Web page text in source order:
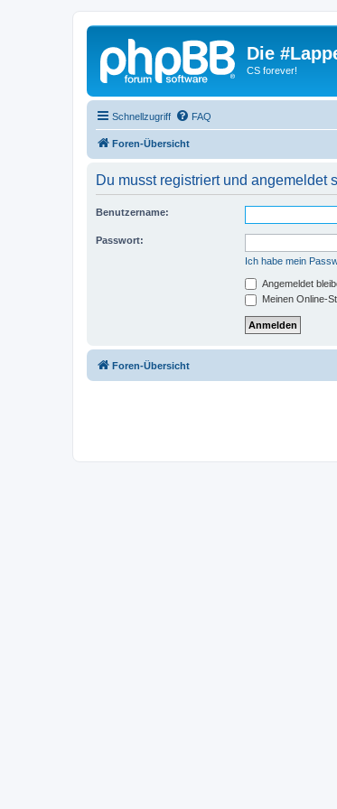
Die
CS forever!
Schnellzugriff FAQ
Foren-Übersicht
Du musst registriert und angemeldet
Benutzername:
Passwort:
Ich habe mein
Angemeldet
Meinen Online-
Foren-Übersicht